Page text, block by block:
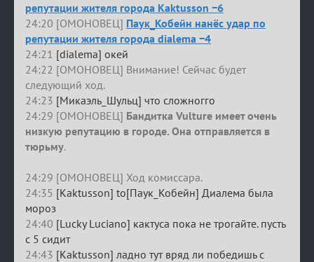
репутации жителя города Kaktusson −6
24:20 [ОМОНОВЕЦ] Паук_Кобейн нанёс удар по
репутации жителя города dialema −4
24:21 [dialema] окей
24:22 [ОМОНОВЕЦ] Внимание! Сейчас будет
следующий ход.
24:23 [Микаэль_Шульц] что сложногго
24:29 [ОМОНОВЕЦ] Бандитка Vulture имеет очень
низкую репутацию в городе. Она отправляется в
тюрьму.
24:29 [ОМОНОВЕЦ] Ход комиссара.
24:35 [Kaktusson] to[Паук_Кобейн] Диалема была
мороз
24:40 [Lucky Luciano] кактуса пока не трогайте. пусть
с 5 сидит
24:43 [Kaktusson] ладно тут вряд ли победишь с